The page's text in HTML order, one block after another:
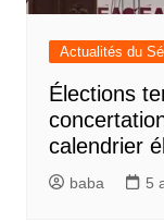
Actualités du
Élections
calendrier
baba 5